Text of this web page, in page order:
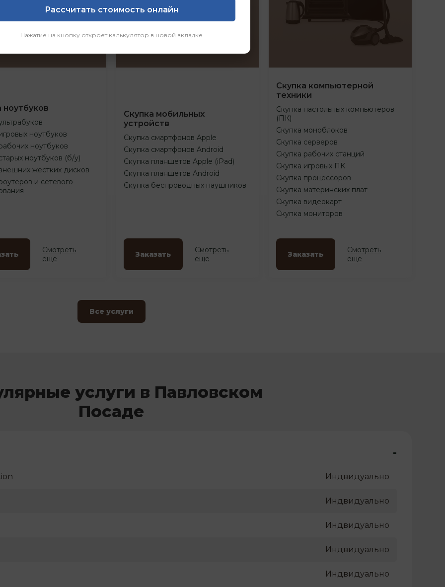
ноутбуков
ноутбуков
ноутбуков
ноутбуков (б/у)
жестких дисков
и сетевого
Смотреть
еще
Скупка мобильных
устройств
Скупка смартфонов Apple
Скупка смартфонов Android
Скупка планшетов Apple (iPad)
Скупка планшетов Android
Скупка беспроводных наушников
Заказать
Смотреть
еще
Скупка компьютерной
техники
Скупка настольных компьютеров
(ПК)
Скупка моноблоков
Скупка серверов
Скупка рабочих станций
Скупка игровых ПК
Скупка процессоров
Скупка материнских плат
Скупка видеокарт
Скупка мониторов
Заказать
Смотреть
еще
Все услуги
услуги в Павловском
Посаде
-
Индвидуально
Индвидуально
Индвидуально
Индвидуально
Индвидуально
Рассчитать стоимость онлайн
Нажатие на кнопку откроет калькулятор в новой вкладке